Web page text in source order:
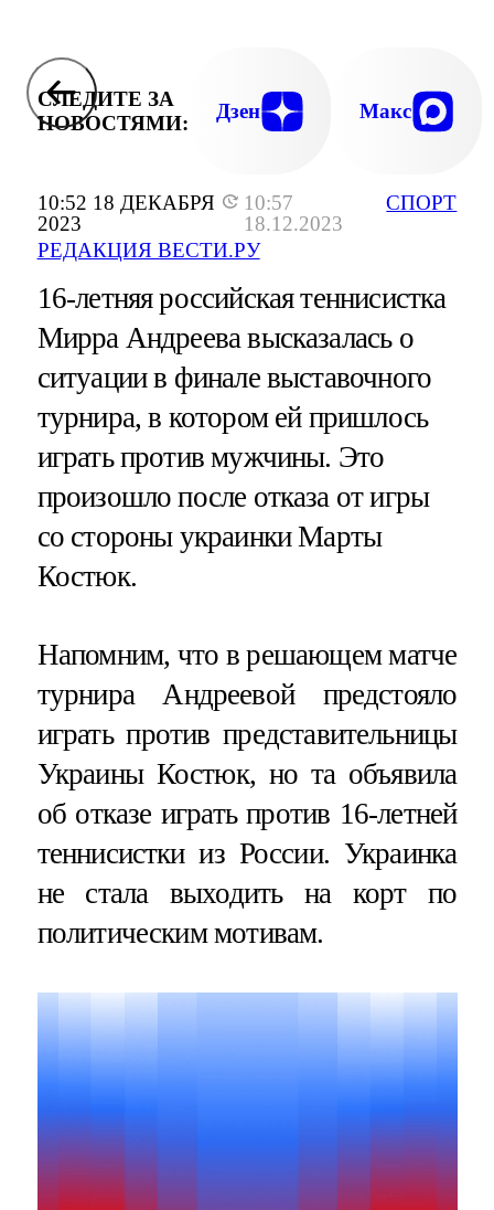
10:52 18 ДЕКАБРЯ
2023
10:57
18.12.2023
РЕДАКЦИЯ ВЕСТИ.РУ
СПОРТ
СЛЕДИТЕ ЗА
НОВОСТЯМИ:
Дзен Макс
16-летняя российская теннисистка
Мирра Андреева высказалась о
ситуации в финале выставочного
турнира, в котором ей пришлось
играть против мужчины. Это
произошло после отказа от игры
со стороны украинки Марты
Костюк.
Напомним, что в решающем матче
турнира Андреевой предстояло
играть против представительницы
Украины Костюк, но та объявила
об отказе играть против 16-летней
теннисистки из России. Украинка
не стала выходить на корт по
политическим мотивам.